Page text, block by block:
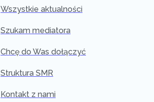
Wszystkie aktualności
Szukam mediatora
Chcę do Was dołączyć
Struktura SMR
Kontakt z nami